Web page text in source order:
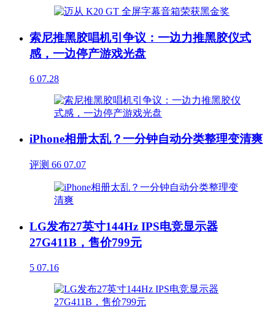
索尼推黑胶唱机引争议：一边力推黑胶仪式
感，一边停产游戏光盘
6 07.28
iPhone相册太乱？一分钟自动分类整理变清爽
评测 66 07.07
LG发布27英寸144Hz IPS电竞显示器
27G411B，售价799元
5 07.16